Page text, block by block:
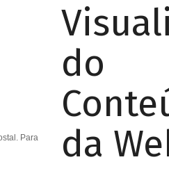
Para
do
da